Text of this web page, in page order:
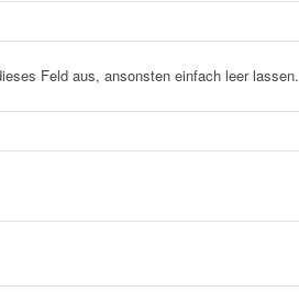
Feld aus, ansonsten einfach leer lassen.